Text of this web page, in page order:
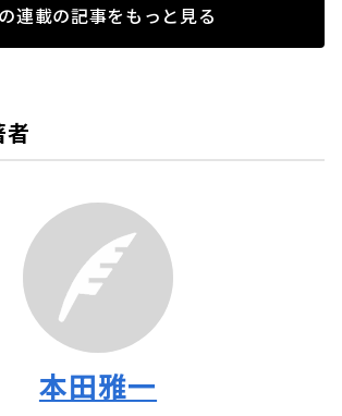
連載の記事をもっと見る
者
本田雅一